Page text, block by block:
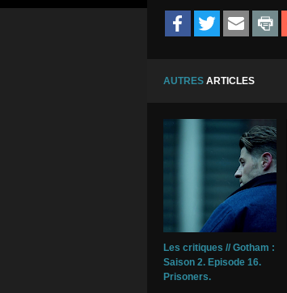
AUTRES ARTICLES
Les critiques // Gotham :
Saison 2. Episode 16.
Prisoners.